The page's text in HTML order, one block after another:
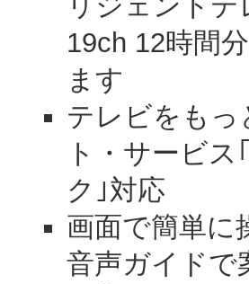
19ch 12時間
ます
テレビをも
ト・サービ
ク｣対応
画面で簡単に
音声ガイドで